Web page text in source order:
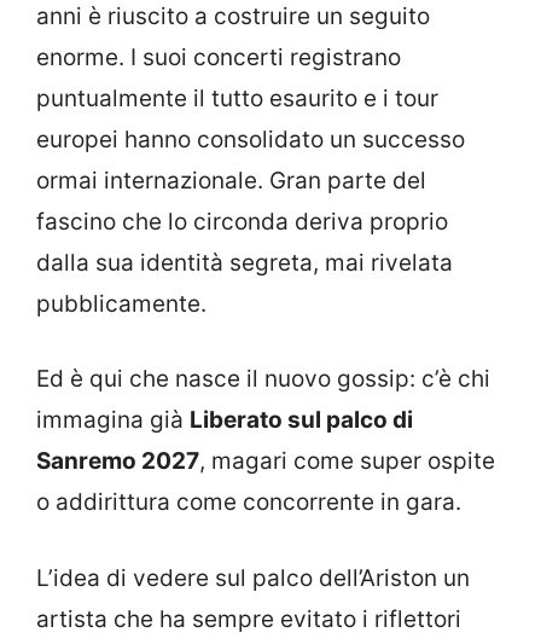
anni è riuscito a costruire un seguito
enorme. I suoi concerti registrano
puntualmente il tutto esaurito e i tour
europei hanno consolidato un successo
ormai internazionale. Gran parte del
fascino che lo circonda deriva proprio
dalla sua identità segreta, mai rivelata
pubblicamente.
Ed è qui che nasce il nuovo gossip: c’è chi
immagina già Liberato sul palco di
Sanremo 2027, magari come super ospite
o addirittura come concorrente in gara.
L’idea di vedere sul palco dell’Ariston un
artista che ha sempre evitato i riflettori